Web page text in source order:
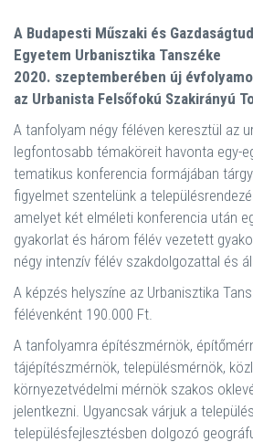
A Budapesti Műszaki és
Egyetem Urbanisztika Tanszéke
2020. szeptemberében új
az Urbanista Felsőfokú Szakirányú
A tanfolyam négy féléven keresztül az
legfontosabb témaköreit havonta egy-
tematikus konferencia formájában
figyelmet szentelünk a
amelyet két elméleti konferencia után
gyakorlat és három félév vezetett
négy intenzív félév szakdolgozattal és
A képzés helyszíne az Urbanisztika
félévenként 190.000 Ft.
A tanfolyamra építészmérnök,
tájépítészmérnök, településmérnök,
környezetvédelmi mérnök szakos
jelentkezni. Ugyancsak várjuk a
településfejlesztésben dolgozó